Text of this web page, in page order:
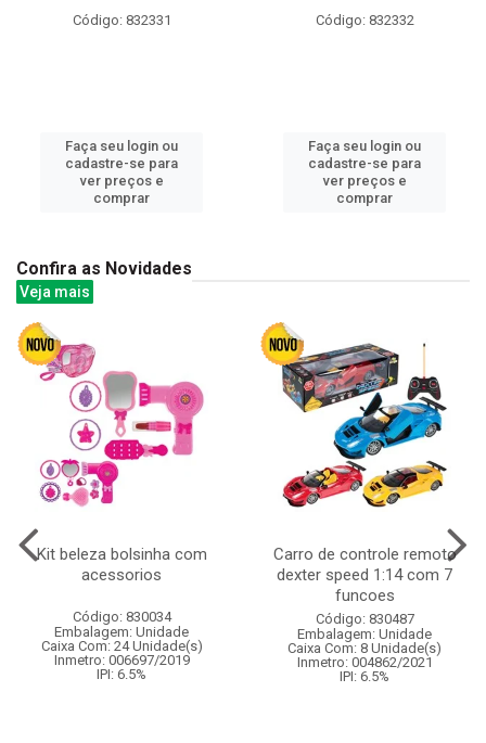
Código: 832331
Faça seu login ou
cadastre-se para
ver preços e
comprar
Código: 832332
Faça seu login ou
cadastre-se para
ver preços e
comprar
Confira as Novidades
Veja mais
Kit beleza bolsinha com
acessorios
Código: 830034
Embalagem: Unidade
Caixa Com: 24 Unidade(s)
Inmetro: 006697/2019
IPI: 6.5%
Carro de controle remoto
dexter speed 1:14 com 7
funcoes
Código: 830487
Embalagem: Unidade
Caixa Com: 8 Unidade(s)
Inmetro: 004862/2021
IPI: 6.5%